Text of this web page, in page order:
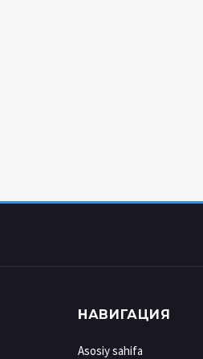
НАВИГАЦИЯ
Asosiy sahifa